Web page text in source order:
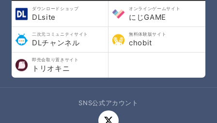
ダウンロードショップ
DLsite
オンラインゲームサイト
にじGAME
二次元コミュニティサイト
DLチャンネル
無料体験版サイト
chobit
即売会取り置きサイト
トリオキニ
SNS公式アカウント